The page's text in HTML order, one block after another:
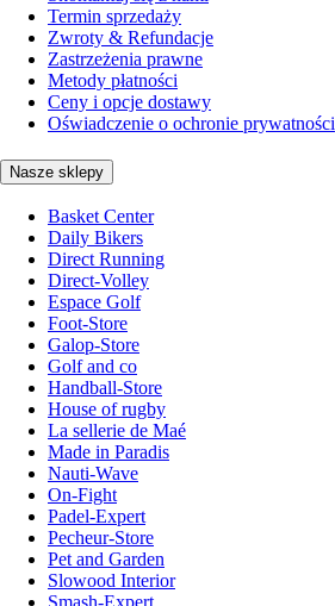
Termin sprzedaży
Zwroty & Refundacje
Zastrzeżenia prawne
Metody płatności
Ceny i opcje dostawy
Oświadczenie o ochronie prywatności
Nasze sklepy
Basket Center
Daily Bikers
Direct Running
Direct-Volley
Espace Golf
Foot-Store
Galop-Store
Golf and co
Handball-Store
House of rugby
La sellerie de Maé
Made in Paradis
Nauti-Wave
On-Fight
Padel-Expert
Pecheur-Store
Pet and Garden
Slowood Interior